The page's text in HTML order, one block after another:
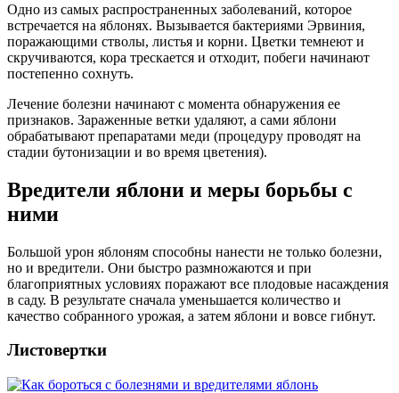
Одно из самых распространенных заболеваний, которое
встречается на яблонях. Вызывается бактериями Эрвиния,
поражающими стволы, листья и корни. Цветки темнеют и
скручиваются, кора трескается и отходит, побеги начинают
постепенно сохнуть.
Лечение болезни начинают с момента обнаружения ее
признаков. Зараженные ветки удаляют, а сами яблони
обрабатывают препаратами меди (процедуру проводят на
стадии бутонизации и во время цветения).
Вредители яблони и меры борьбы с
ними
Большой урон яблоням способны нанести не только болезни,
но и вредители. Они быстро размножаются и при
благоприятных условиях поражают все плодовые насаждения
в саду. В результате сначала уменьшается количество и
качество собранного урожая, а затем яблони и вовсе гибнут.
Листовертки